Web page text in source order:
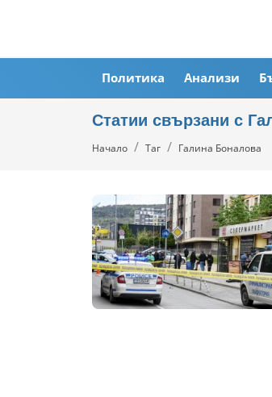
Политика Анализи
Статии свързани с
Начало Таг Галина Боналова